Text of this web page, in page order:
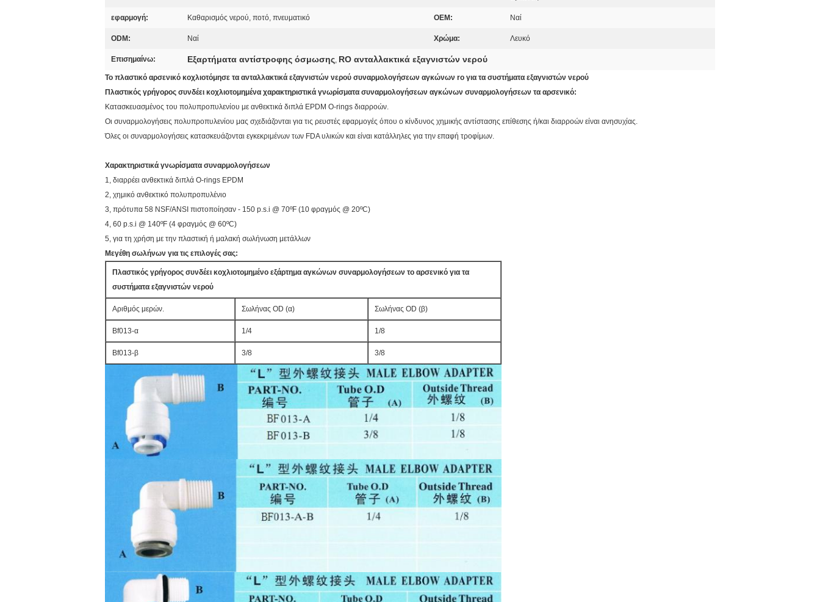
εφαρμογή: Καθαρισμός νερού, ποτό, πνευματικό OEM: Ναί
ODM: Ναί Χρώμα: Λευκό
Επισημαίνω: Εξαρτήματα αντίστροφης όσμωσης, RO ανταλλακτικά εξαγνιστών νερού
Το πλαστικό αρσενικό κοχλιοτόμησε τα ανταλλακτικά εξαγνιστών νερού συναρμολογήσεων αγκώνων ro για τα συστήματα εξαγνιστών νερού
Πλαστικός γρήγορος συνδέει κοχλιοτομημένα χαρακτηριστικά γνωρίσματα συναρμολογήσεων αγκώνων συναρμολογήσεων τα αρσενικό:
Κατασκευασμένος του πολυπροπυλενίου με ανθεκτικά διπλά EPDM O-rings διαρροών.
Οι συναρμολογήσεις πολυπροπυλενίου μας σχεδιάζονται για τις ρευστές εφαρμογές όπου ο κίνδυνος χημικής αντίστασης επίθεσης ή/και διαρροών είναι ανησυχίας.
Όλες οι συναρμολογήσεις κατασκευάζονται εγκεκριμένων των FDA υλικών και είναι κατάλληλες για την επαφή τροφίμων.
Χαρακτηριστικά γνωρίσματα συναρμολογήσεων
1, διαρρέει ανθεκτικά διπλά O-rings EPDM
2, χημικό ανθεκτικό πολυπροπυλένιο
3, πρότυπα 58 NSF/ANSI πιστοποίησαν - 150 p.s.i @ 70ºF (10 φραγμός @ 20ºC)
4, 60 p.s.i @ 140ºF (4 φραγμός @ 60ºC)
5, για τη χρήση με την πλαστική ή μαλακή σωλήνωση μετάλλων
Μεγέθη σωλήνων για τις επιλογές σας:
Πλαστικός γρήγορος συνδέει κοχλιοτομημένο εξάρτημα αγκώνων συναρμολογήσεων το αρσενικό για τα
συστήματα εξαγνιστών νερού
Αριθμός μερών. Σωλήνας OD (α) Σωλήνας OD (β)
Bf013-α 1/4 1/8
Bf013-β 3/8 3/8